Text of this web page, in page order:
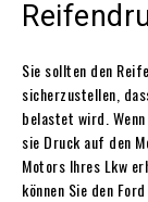
Sie sollten den
sicherzustellen,
belastet wird.
sie Druck auf den
Motors Ihres Lkw
können Sie den